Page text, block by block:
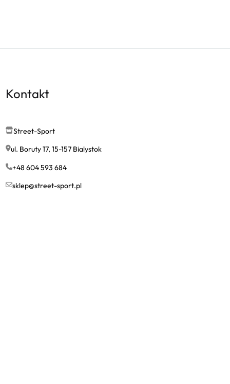
Kontakt
Street-Sport
ul. Boruty 17, 15-157 Bialystok
+48 604 593 684
sklep@street-sport.pl